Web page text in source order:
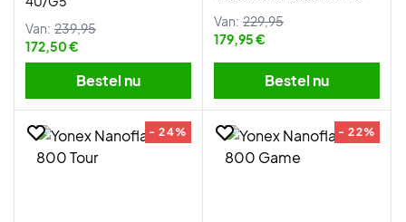
Van: 239,95
172,50 €
Bestel nu
Van: 229,95
179,95 €
Bestel nu
- 24% - 22%